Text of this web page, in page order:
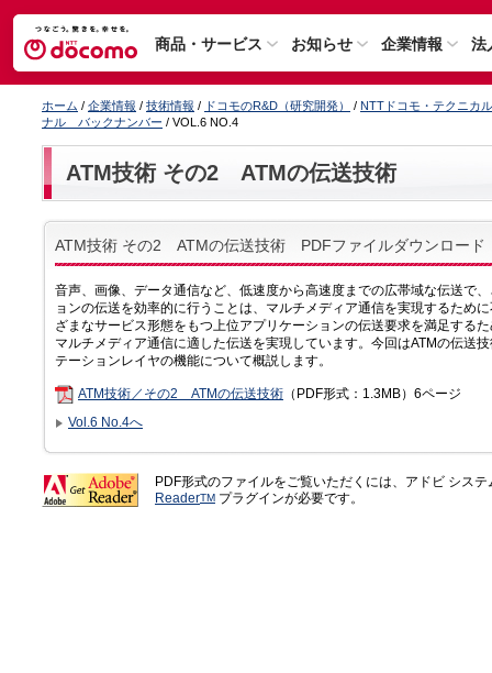
商品・サービス お知らせ 企業情報 法
ホーム / 企業情報 / 技術情報 / ドコモのR&D（研究開発） / NTTドコモ・テクニカ
ナル バックナンバー / VOL.6 NO.4
ATM技術 その2 ATMの伝送技術
ATM技術 その2 ATMの伝送技術 PDFファイルダウンロード
音声、画像、データ通信など、低速度から高速度までの広帯域な伝送で
ョンの伝送を効率的に行うことは、マルチメディア通信を実現するため
ざまなサービス形態をもつ上位アプリケーションの伝送要求を満足する
マルチメディア通信に適した伝送を実現しています。今回はATMの伝送
テーションレイヤの機能について概説します。
ATM技術／その2 ATMの伝送技術 （PDF形式：1.3MB）6ページ
Vol.6 No.4へ
PDF形式のファイルをご覧いただくには、アドビ シス
ReaderTM プラグインが必要です。